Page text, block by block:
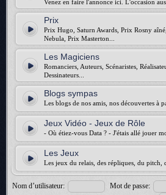
Venez en faire l'annonce ici. L'occasion
Prix
Prix Hugo, Saturn Awards, Prix Rosny
Nebula, Prix Masterton...
Les Magiciens
Romanciers, Auteurs, Scénaristes,
Dessinateurs...
Blogs sympas
Les blogs de nos amis, nos découvertes à
Jeux Vidéo - Jeux de Rôle
- Où étiez-vous Data ? - J'étais allé jouer
Les Jeux
Les jeux du relais, des répliques, du pitch,
Nom d’utilisateur: Mot de passe: